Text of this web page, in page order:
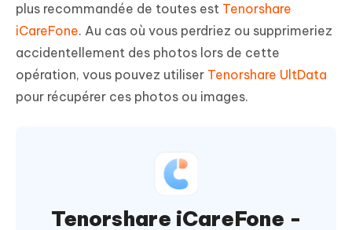
plus recommandée de toutes est Tenorshare
iCareFone. Au cas où vous perdriez ou supprimeriez
accidentellement des photos lors de cette
opération, vous pouvez utiliser Tenorshare UltData
pour récupérer ces photos ou images.
Tenorshare iCareFone -